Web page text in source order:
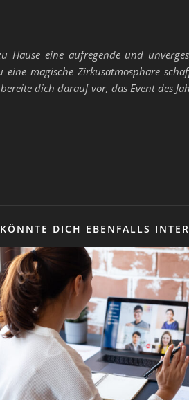
Hause eine aufregende und
eine magische Zirkusatmosphäre
dich darauf vor, das Event des
DICH EBENFALLS